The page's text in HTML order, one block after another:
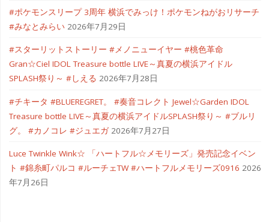
#ポケモンスリープ 3周年 横浜でみっけ！ポケモンねがおリサーチ
#みなとみらい 2026年7月29日
#スターリットストーリー #メノニューイヤー #桃色革命
Gran☆Ciel IDOL Treasure bottle LIVE～真夏の横浜アイドル
SPLASH祭り～ #しえる 2026年7月28日
#チキータ #BLUEREGRET。 #奏音コレクト Jewel☆Garden IDOL
Treasure bottle LIVE～真夏の横浜アイドルSPLASH祭り～ #ブルリ
グ。 #カノコレ #ジュエガ 2026年7月27日
Luce Twinkle Wink☆ 「ハートフル☆メモリーズ」発売記念イベン
ト #錦糸町パルコ #ルーチェTW #ハートフルメモリーズ0916 2026
年7月26日